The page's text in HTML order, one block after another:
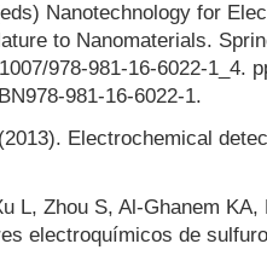
Nanotechnology for
to Nanomaterials.
978-981-16-6022-1_4.
981-16-6022-1.
Electrochemical
L, Zhou S, Al-Ghanem
electroquímicos de